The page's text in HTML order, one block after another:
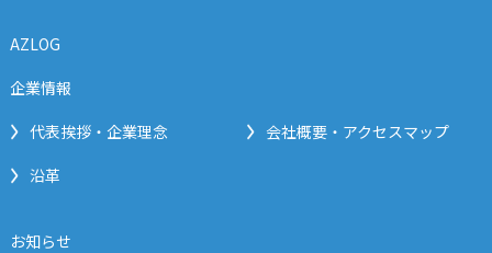
AZLOG
企業情報
代表挨拶・企業理念
会社概要・アクセスマップ
沿革
お知らせ